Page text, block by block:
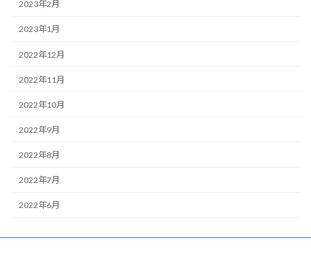
2023年2月
2023年1月
2022年12月
2022年11月
2022年10月
2022年9月
2022年8月
2022年7月
2022年6月